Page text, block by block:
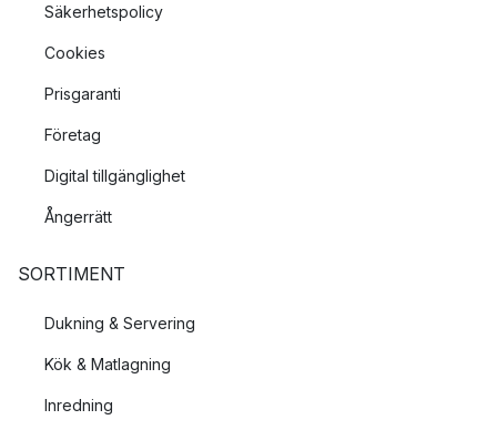
Säkerhetspolicy
Cookies
Prisgaranti
Företag
Digital tillgänglighet
Ångerrätt
SORTIMENT
Dukning & Servering
Kök & Matlagning
Inredning